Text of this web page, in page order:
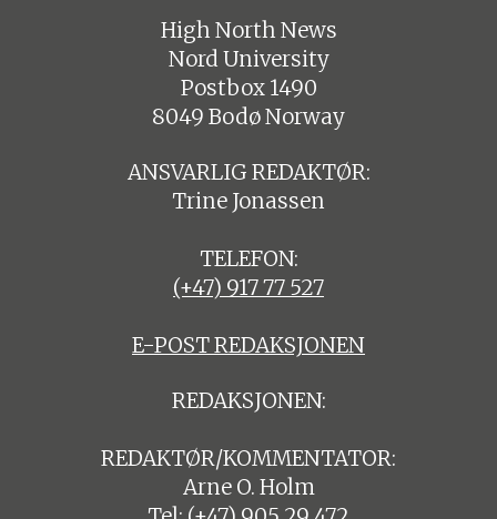
High North News
Nord University
Postbox 1490
8049 Bodø Norway
ANSVARLIG REDAKTØR:
Trine Jonassen
TELEFON:
(+47) 917 77 527
E-POST REDAKSJONEN
REDAKSJONEN:
REDAKTØR/KOMMENTATOR:
Arne O. Holm